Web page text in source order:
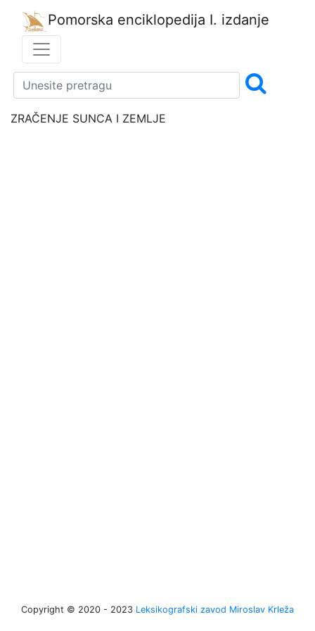
Pomorska enciklopedija I. izdanje
ZRAČENJE SUNCA I ZEMLJE
Copyright © 2020 - 2023 Leksikografski zavod Miroslav Krleža